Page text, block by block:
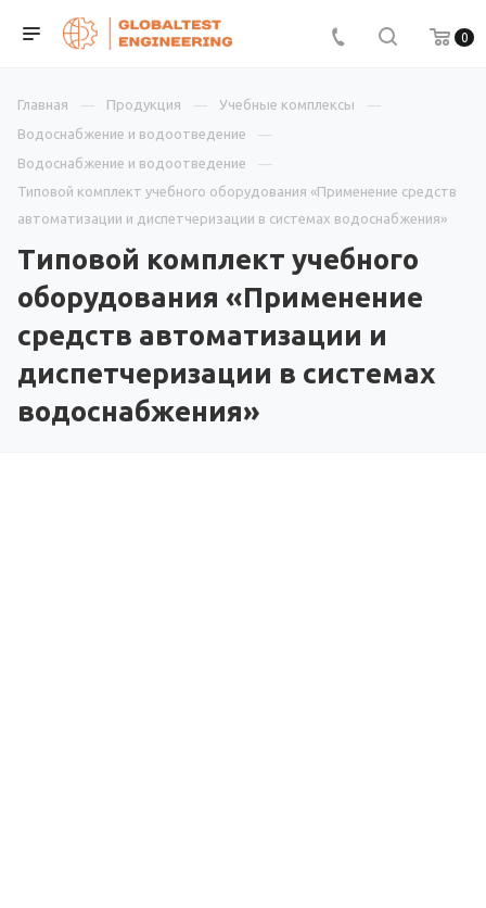
0
Главная Продукция
Учебные комплексы
Водоснабжение и водоотведение
Водоснабжение и водоотведение
Типовой комплект учебного оборудования «Применение средств
автоматизации и диспетчеризации в системах водоснабжения»
Типовой комплект учебного
оборудования «Применение
средств автоматизации и
диспетчеризации в системах
водоснабжения»